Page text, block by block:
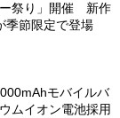
ー祭り」開催 新作
季節限定で登場
モバイルバ
ムイオン電池採用